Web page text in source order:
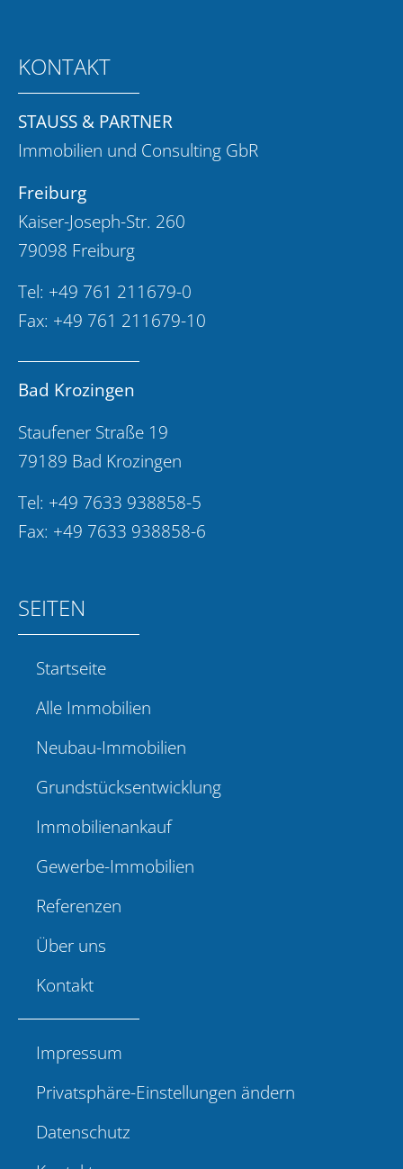
KONTAKT
STAUSS & PARTNER
Immobilien und Consulting GbR
Freiburg
Kaiser-Joseph-Str. 260
79098 Freiburg
Tel: +49 761 211679-0
Fax: +49 761 211679-10
Bad Krozingen
Staufener Straße 19
79189 Bad Krozingen
Tel: +49 7633 938858-5
Fax: +49 7633 938858-6
SEITEN
Startseite
Alle Immobilien
Neubau-Immobilien
Grundstücksentwicklung
Immobilienankauf
Gewerbe-Immobilien
Referenzen
Über uns
Kontakt
Impressum
Privatsphäre-Einstellungen ändern
Datenschutz